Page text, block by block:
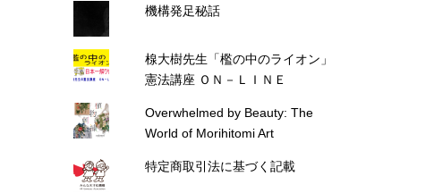
機構発足秘話
楾大樹先生「檻の中のライオン」
憲法講座 ＯＮ－ＬＩＮＥ
Overwhelmed by Beauty: The
World of Morihitomi Art
特定商取引法に基づく記載